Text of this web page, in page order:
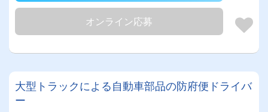
オンライン応募
大型トラックによる自動車部品の防府便ドライバ
ー